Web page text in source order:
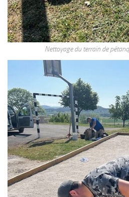
Nettoyage du terrain de